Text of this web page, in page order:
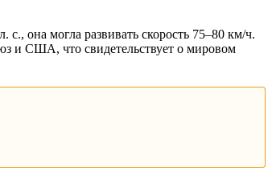
она могла развивать скорость 75–80 км/ч.
и США, что свидетельствует о мировом